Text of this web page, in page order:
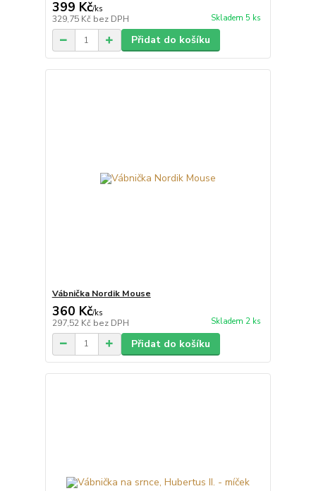
399 Kč/ks
329,75 Kč bez DPH Skladem 5 ks
Přidat do košíku
Vábnička Nordik Mouse
360 Kč/ks
297,52 Kč bez DPH Skladem 2 ks
Přidat do košíku